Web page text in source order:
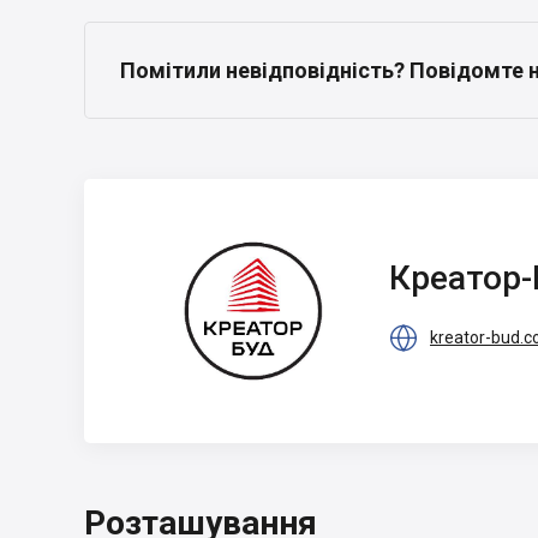
Помітили невідповідність? Повідомте
Креатор-Буд
 kreator-
Розташування